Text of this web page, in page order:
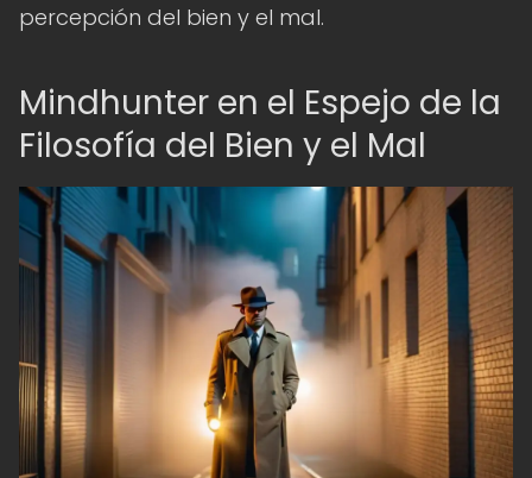
percepción del bien y el mal.
Mindhunter en el Espejo de la
Filosofía del Bien y el Mal